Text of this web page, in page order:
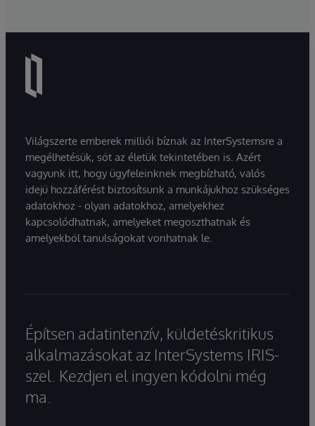
Világszerte emberek milliói bíznak az InterSystemsre a
megélhetésük, sőt az életük tekintetében is. Azért
vagyunk itt, hogy ügyfeleinknek megbízható, valós
idejű hozzáférést biztosítsunk a munkájukhoz szükséges
adatokhoz - olyan adatokhoz, amelyekhez
kapcsolódhatnak, amelyeket megoszthatnak és
amelyekből tanulságokat vonhatnak le.
Építsen adatintenzív, küldetéskritikus
alkalmazásokat az InterSystems IRIS-
szel. Kezdjen el ingyen kódolni még
ma.